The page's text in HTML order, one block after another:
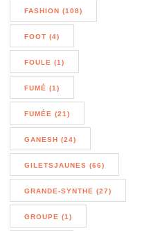
FASHION (108)
FOOT (4)
FOULE (1)
FUMÉ (1)
FUMÉE (21)
GANESH (24)
GILETSJAUNES (66)
GRANDE-SYNTHE (27)
GROUPE (1)